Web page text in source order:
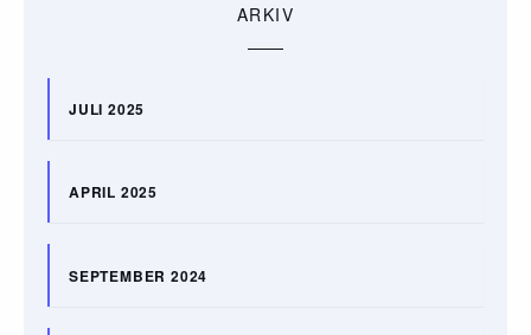
ARKIV
JULI 2025
APRIL 2025
SEPTEMBER 2024